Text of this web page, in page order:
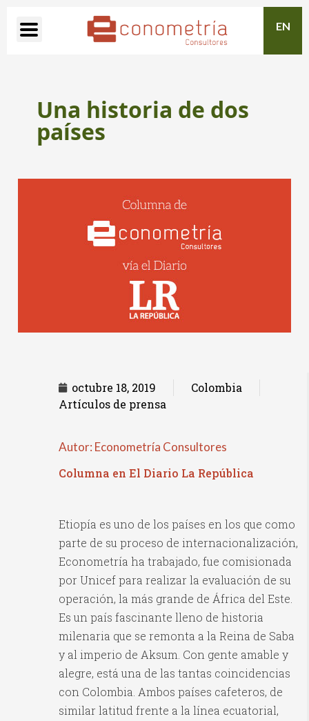
EN
Una historia de dos
países
octubre 18, 2019
Colombia
Artículos de prensa
Autor: Econometría Consultores
Columna en El Diario La República
Etiopía es uno de los países en los que como
parte de su proceso de internacionalización,
Econometría ha trabajado, fue comisionada
por Unicef para realizar la evaluación de su
operación, la más grande de África del Este.
Es un país fascinante lleno de historia
milenaria que se remonta a la Reina de Saba
y al imperio de Aksum. Con gente amable y
alegre, está una de las tantas coincidencias
con Colombia. Ambos países cafeteros, de
similar latitud frente a la línea ecuatorial,